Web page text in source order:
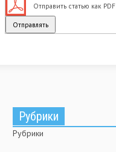
Отправить статью как PDF
Рубрики
Рубрики